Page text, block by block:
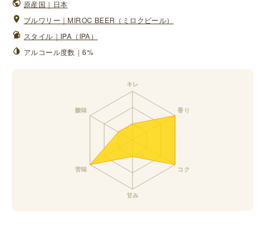
原産国｜日本
ブルワリー｜MIROC BEER（ミロクビール）
スタイル｜IPA（IPA）
アルコール度数｜6%